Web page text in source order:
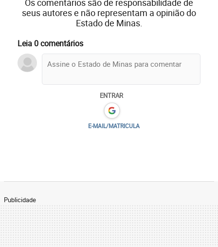
Os comentários são de responsabilidade de
seus autores e não representam a opinião do
Estado de Minas.
Leia 0 comentários
ENTRAR
E-MAIL/MATRICULA
Publicidade